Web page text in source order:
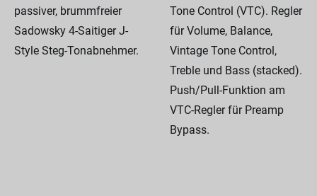
passiver, brummfreier
Sadowsky 4-Saitiger J-
Style Steg-Tonabnehmer.
Tone Control (VTC). Regler
für Volume, Balance,
Vintage Tone Control,
Treble und Bass (stacked).
Push/Pull-Funktion am
VTC-Regler für Preamp
Bypass.